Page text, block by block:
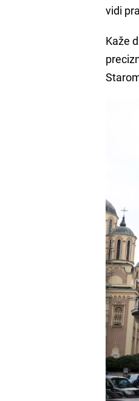
vidi
Kaže